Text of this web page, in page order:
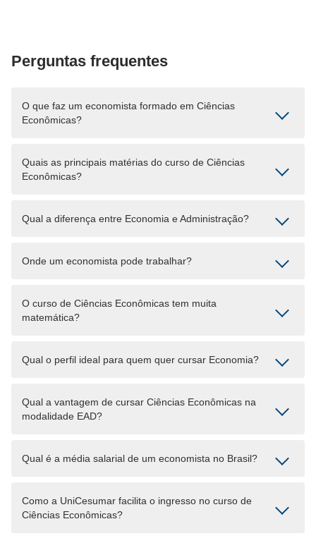
Perguntas frequentes
O que faz um economista formado em Ciências
Econômicas?
Quais as principais matérias do curso de Ciências
Econômicas?
Qual a diferença entre Economia e Administração?
Onde um economista pode trabalhar?
O curso de Ciências Econômicas tem muita
matemática?
Qual o perfil ideal para quem quer cursar Economia?
Qual a vantagem de cursar Ciências Econômicas na
modalidade EAD?
Qual é a média salarial de um economista no Brasil?
Como a UniCesumar facilita o ingresso no curso de
Ciências Econômicas?